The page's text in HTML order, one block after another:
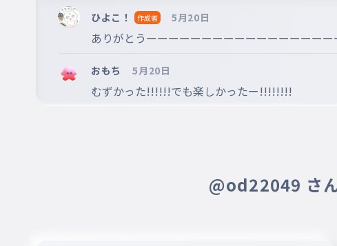
※コメントするには、ログインが必要です。
ひよこ！ 作成者 5月20日
ありがとうーーーーーーーーーーーーーーーー
おもち 5月20日
むずかった!!!!!!でも楽しかったー!!!!!!!!
@od22049 さ